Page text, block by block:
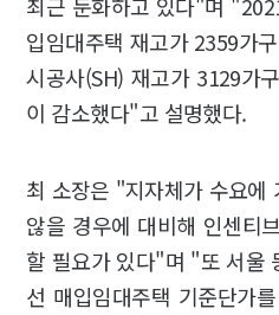
최근 둔화하고 있다"며
입임대주택 재고가 2359가
시공사(SH) 재고가 3129가
이 감소했다"고 설명했다.
최 소장은 "지자체가 수요에
않을 경우에 대비해 인센티
할 필요가 있다"며 "또 서울
선 매입임대주택 기준단가